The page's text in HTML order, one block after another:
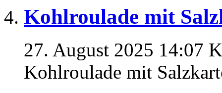
Kohlroulade mit
27. August 2025 14:07
Kohlroulade mit